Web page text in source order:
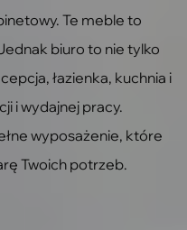
Te meble to
biuro to nie tylko
łazienka, kuchnia i
i wydajnej pracy.
wyposażenie, które
Twoich potrzeb.